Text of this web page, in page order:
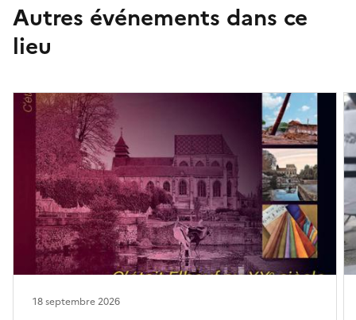
Autres événements dans ce
lieu
18 septembre 2026